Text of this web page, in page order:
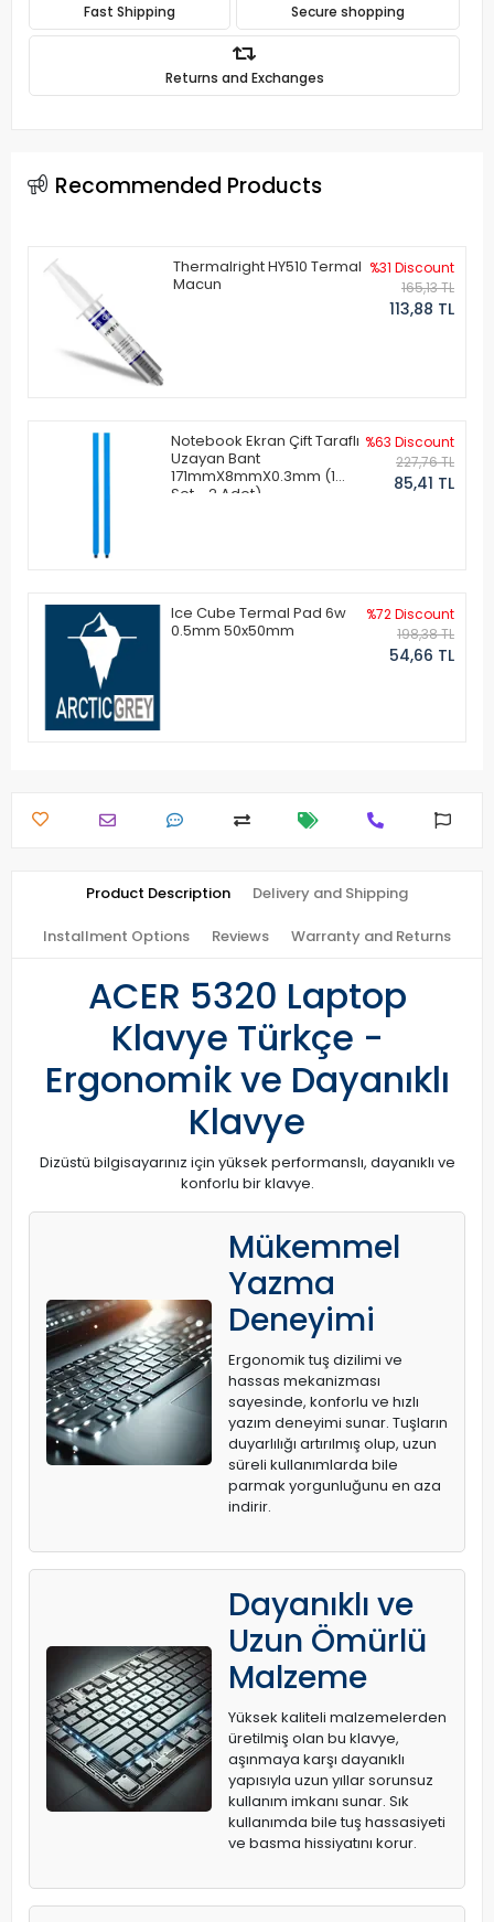
Fast Shipping Secure shopping
Returns and Exchanges
Recommended Products
Thermalright HY510 Termal
Macun
%31 Discount
165,13 TL
113,88 TL
Notebook Ekran Çift Taraflı
Uzayan Bant
171mmX8mmX0.3mm (1
Set - 2 Adet)
%63 Discount
227,76 TL
85,41 TL
Ice Cube Termal Pad 6w
0.5mm 50x50mm
%72 Discount
198,38 TL
54,66 TL
Product Description Delivery and Shipping
Installment Options Reviews Warranty and Returns
ACER 5320 Laptop
Klavye Türkçe -
Ergonomik ve Dayanıklı
Klavye
Dizüstü bilgisayarınız için yüksek performanslı, dayanıklı ve
konforlu bir klavye.
Mükemmel
Yazma
Deneyimi
Ergonomik tuş dizilimi ve
hassas mekanizması
sayesinde, konforlu ve hızlı
yazım deneyimi sunar. Tuşların
duyarlılığı artırılmış olup, uzun
süreli kullanımlarda bile
parmak yorgunluğunu en aza
indirir.
Dayanıklı ve
Uzun Ömürlü
Malzeme
Yüksek kaliteli malzemelerden
üretilmiş olan bu klavye,
aşınmaya karşı dayanıklı
yapısıyla uzun yıllar sorunsuz
kullanım imkanı sunar. Sık
kullanımda bile tuş hassasiyeti
ve basma hissiyatını korur.